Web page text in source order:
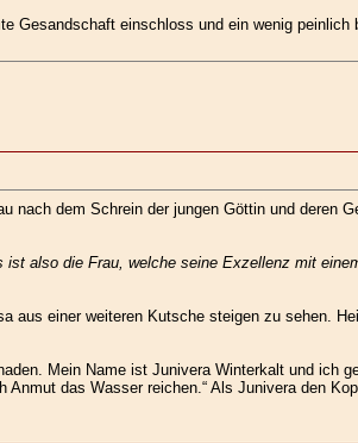
Gesandschaft einschloss und ein wenig peinlich
nach dem Schrein der jungen Göttin und deren
ist also die Frau, welche seine Exzellenz mit
aus einer weiteren Kutsche steigen zu sehen.
Mein Name ist Junivera Winterkalt und ich
das Wasser reichen.“ Als Junivera den